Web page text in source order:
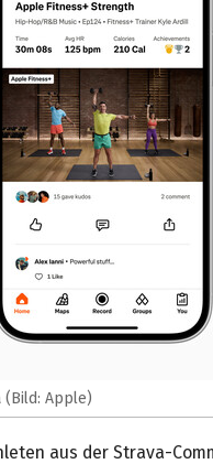
(Bild: Apple)
aus der Strava-